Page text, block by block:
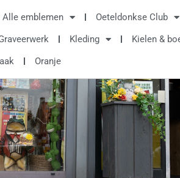
Alle emblemen Oeteldonkse Club
Kleding Kielen &
Oranje